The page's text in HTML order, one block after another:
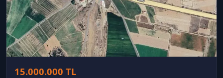
15.000.000 TL